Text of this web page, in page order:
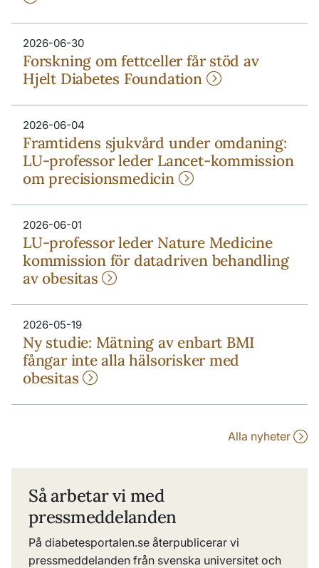
2026-06-30
Forskning om fettceller får stöd av
Hjelt Diabetes Foundation
2026-06-04
Framtidens sjukvård under omdaning:
LU-professor leder Lancet-kommission
om precisionsmedicin
2026-06-01
LU-professor leder Nature Medicine
kommission för datadriven behandling
av obesitas
2026-05-19
Ny studie: Mätning av enbart BMI
fångar inte alla hälsorisker med
obesitas
Alla nyheter
Så arbetar vi med
pressmeddelanden
På diabetesportalen.se återpublicerar vi
pressmeddelanden från svenska universitet och